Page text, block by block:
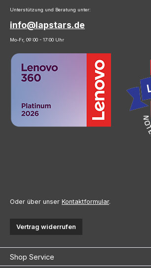
Unterstützung und Beratung unter:
info@lapstars.de
Mo-Fr, 09:00 - 17:00 Uhr
Oder über unser Kontaktformular.
Vertrag widerrufen
Shop Service